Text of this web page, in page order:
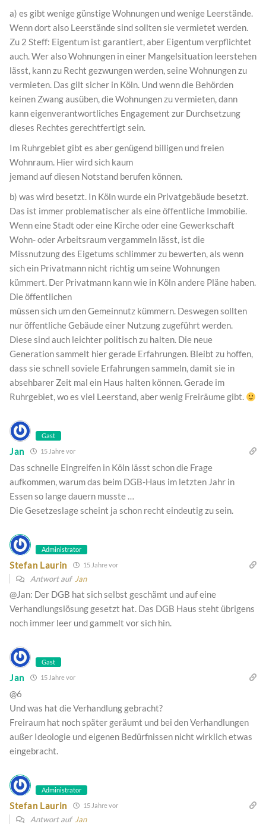
a) es gibt wenige günstige Wohnungen und wenige Leerstände.
Wenn dort also Leerstände sind sollten sie vermietet werden.
Zu 2 Steff: Eigentum ist garantiert, aber Eigentum verpflichtet
auch. Wer also Wohnungen in einer Mangelsituation leerstehen
lässt, kann zu Recht gezwungen werden, seine Wohnungen zu
vermieten. Das gilt sicher in Köln. Und wenn die Behörden
keinen Zwang ausüben, die Wohnungen zu vermieten, dann
kann eigenverantwortliches Engagement zur Durchsetzung
dieses Rechtes gerechtfertigt sein.
Im Ruhrgebiet gibt es aber genügend billigen und freien
Wohnraum. Hier wird sich kaum
jemand auf diesen Notstand berufen können.
b) was wird besetzt. In Köln wurde ein Privatgebäude besetzt.
Das ist immer problematischer als eine öffentliche Immobilie.
Wenn eine Stadt oder eine Kirche oder eine Gewerkschaft
Wohn- oder Arbeitsraum vergammeln lässt, ist die
Missnutzung des Eigetums schlimmer zu bewerten, als wenn
sich ein Privatmann nicht richtig um seine Wohnungen
kümmert. Der Privatmann kann wie in Köln andere Pläne haben.
Die öffentlichen
müssen sich um den Gemeinnutz kümmern. Deswegen sollten
nur öffentliche Gebäude einer Nutzung zugeführt werden.
Diese sind auch leichter politisch zu halten. Die neue
Generation sammelt hier gerade Erfahrungen. Bleibt zu hoffen,
dass sie schnell soviele Erfahrungen sammeln, damit sie in
absehbarer Zeit mal ein Haus halten können. Gerade im
Ruhrgebiet, wo es viel Leerstand, aber wenig Freiräume gibt.
Gast
Jan 15 Jahre vor
Das schnelle Eingreifen in Köln lässt schon die Frage
aufkommen, warum das beim DGB-Haus im letzten Jahr in
Essen so lange dauern musste …
Die Gesetzeslage scheint ja schon recht eindeutig zu sein.
Administrator
Stefan Laurin 15 Jahre vor
Antwort auf Jan
@Jan: Der DGB hat sich selbst geschämt und auf eine
Verhandlungslösung gesetzt hat. Das DGB Haus steht übrigens
noch immer leer und gammelt vor sich hin.
Gast
Jan 15 Jahre vor
@6
Und was hat die Verhandlung gebracht?
Freiraum hat noch später geräumt und bei den Verhandlungen
außer Ideologie und eigenen Bedürfnissen nicht wirklich etwas
eingebracht.
Administrator
Stefan Laurin 15 Jahre vor
Antwort auf Jan